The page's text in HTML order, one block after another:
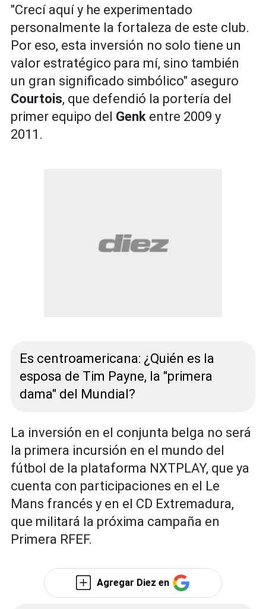
"Crecí aquí y he experimentado
personalmente la fortaleza de este club.
Por eso, esta inversión no solo tiene un
valor estratégico para mí, sino también
un gran significado simbólico" aseguro
Courtois, que defendió la portería del
primer equipo del Genk entre 2009 y
2011.
Es centroamericana: ¿Quién es la
esposa de Tim Payne, la "primera
dama" del Mundial?
La inversión en el conjunta belga no será
la primera incursión en el mundo del
fútbol de la plataforma NXTPLAY, que ya
cuenta con participaciones en el Le
Mans francés y en el CD Extremadura,
que militará la próxima campaña en
Primera RFEF.
Agregar Diez en